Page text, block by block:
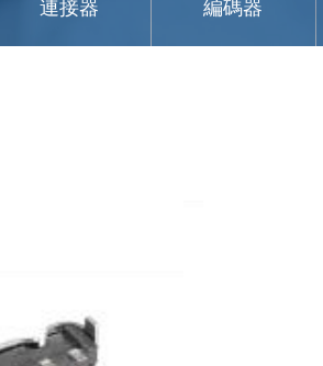
司
連接器 編碼器